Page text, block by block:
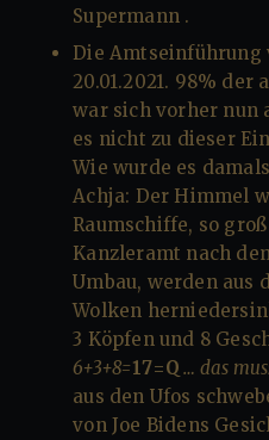
Supermann .
Die Amtseinführung
20.01.2021. 98%
war sich vorher nun
es nicht zu dieser
Wie wurde es
Achja: Der Himmel
Raumschiffe, so
Kanzleramt nach
Umbau, werden aus
Wolken
3 Köpfen und 8
6+3+8=17=Q … das
aus den Ufos
von Joe Bidens